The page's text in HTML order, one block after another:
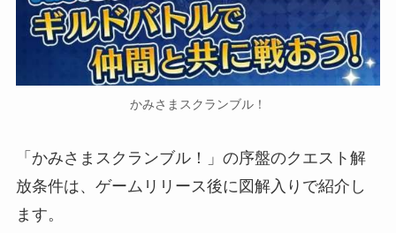
かみさまスクランブル！
「かみさまスクランブル！」の序盤のクエスト解
放条件は、ゲームリリース後に図解入りで紹介し
ます。